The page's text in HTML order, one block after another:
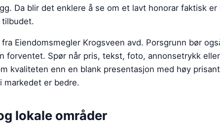
Da blir det enklere å se om et lavt honorar faktisk
tilbudet.
fra Eiendomsmegler Krogsveen avd. Porsgrunn bør
forventet. Spør når pris, tekst, foto, annonsetrykk
kvaliteten enn en blank presentasjon med høy
markedet er bedre.
lokale områder